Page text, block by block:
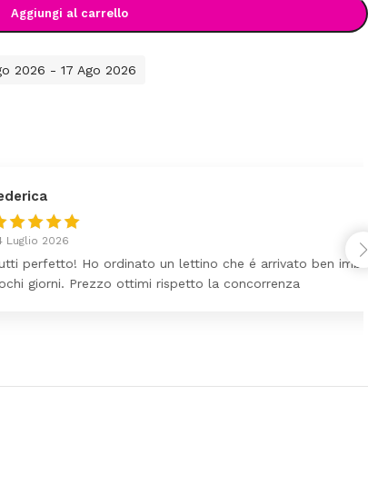
Aggiungi al carrello
2026 - 17 Ago 2026
un lettino che é arrivato ben imballato dopo
rispetto la concorrenza